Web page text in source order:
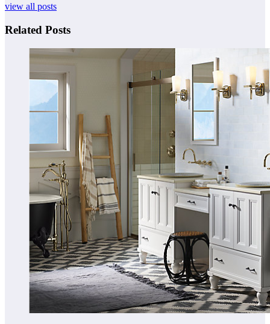
view all posts
Related Posts